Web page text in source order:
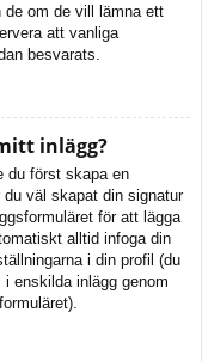
de om de vill lämna ett
att vanliga
besvarats.
inlägg?
du först skapa en
väl skapat din signatur
för att lägga
alltid infoga din
i din profil (du
enskilda inlägg genom